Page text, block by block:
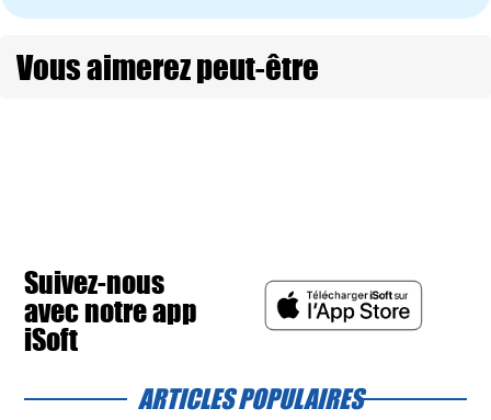
Vous aimerez peut-être
Suivez-nous
avec notre app
iSoft
ARTICLES POPULAIRES